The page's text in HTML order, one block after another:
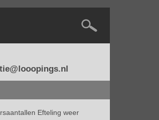
Efteling weer